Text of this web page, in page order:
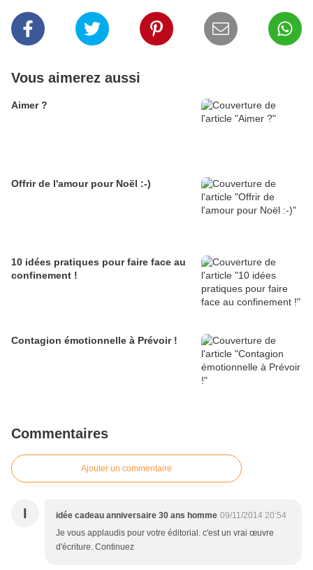
Vous aimerez aussi
Aimer ?
Offrir de l'amour pour Noël :-)
10 idées pratiques pour faire face au
confinement !
Contagion émotionnelle à Prévoir !
Commentaires
Ajouter un commentaire
I idée cadeau anniversaire 30 ans homme 09/11/2014 20:54
Je vous applaudis pour votre éditorial. c'est un vrai œuvre
d'écriture. Continuez